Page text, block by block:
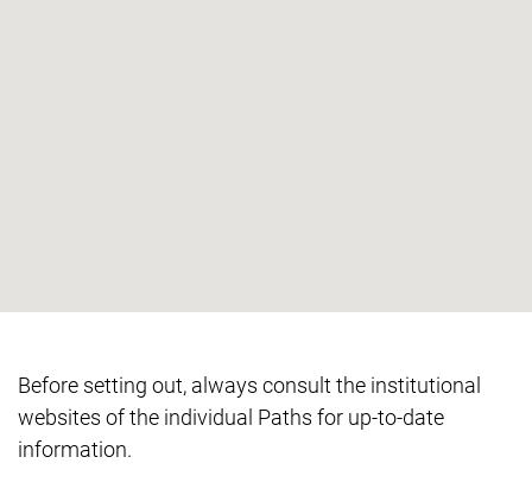
Before setting out, always consult the institutional
websites of the individual Paths for up-to-date
information.